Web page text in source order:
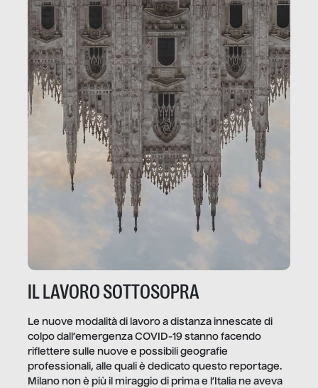
IL LAVORO SOTTOSOPRA
Le nuove modalità di lavoro a distanza innescate di
colpo dall’emergenza COVID-19 stanno facendo
riflettere sulle nuove e possibili geografie
professionali, alle quali è dedicato questo reportage.
Milano non è più il miraggio di prima e l’Italia ne aveva